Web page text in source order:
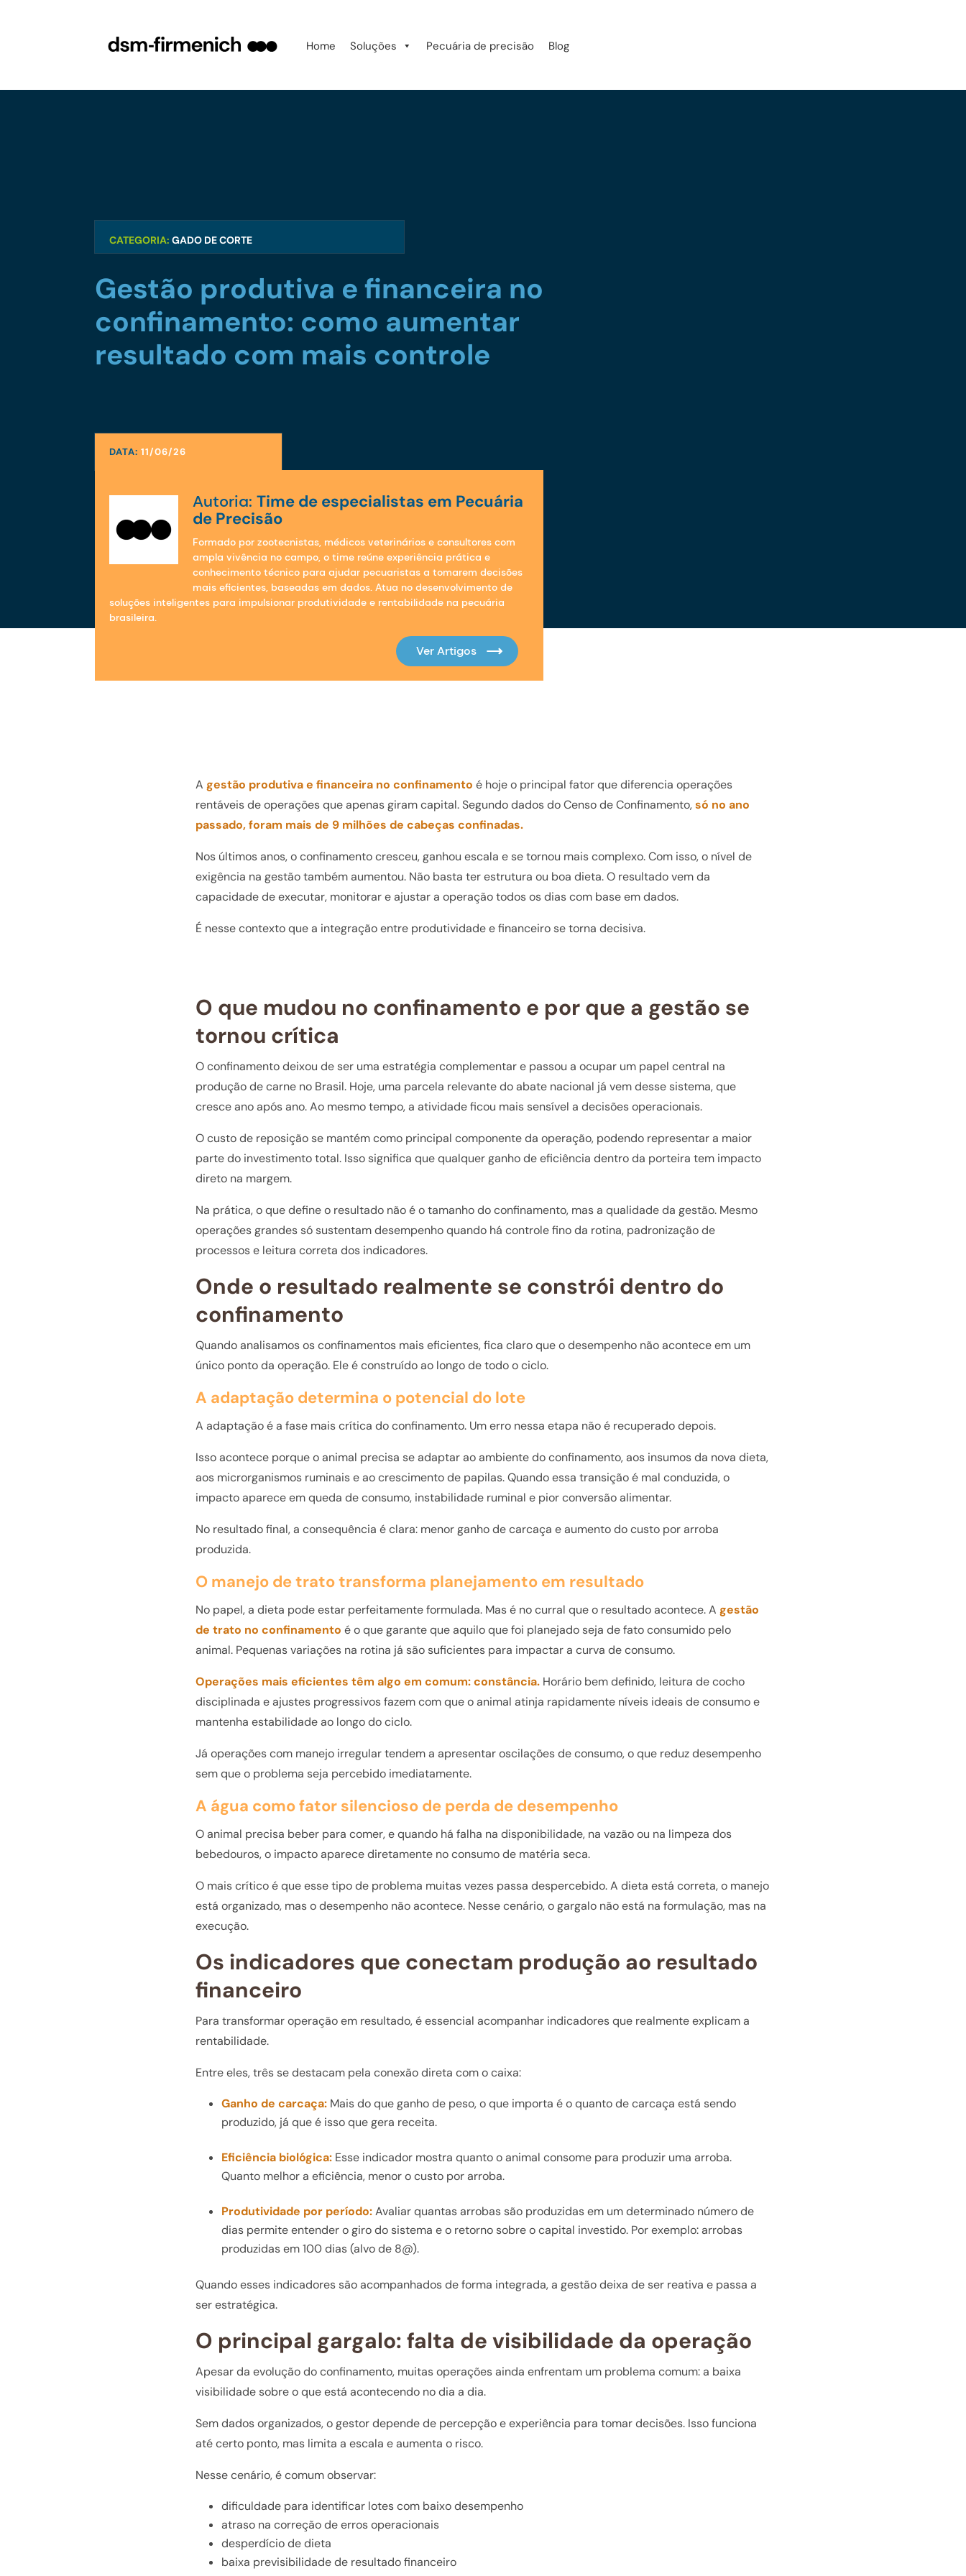
Home Soluções Pecuária de precisão Blog
CATEGORIA: GADO DE CORTE
Gestão produtiva e financeira no
confinamento: como aumentar
resultado com mais controle
DATA: 11/06/26
Autoria: Time de especialistas em Pecuária
de Precisão
Formado por zootecnistas, médicos veterinários e consultores com
ampla vivência no campo, o time reúne experiência prática e
conhecimento técnico para ajudar pecuaristas a tomarem decisões
mais eficientes, baseadas em dados. Atua no desenvolvimento de
soluções inteligentes para impulsionar produtividade e rentabilidade na pecuária
brasileira.
A gestão produtiva e financeira no confinamento é hoje o principal fator que diferencia operações
rentáveis de operações que apenas giram capital. Segundo dados do Censo de Confinamento,só no ano
passado, foram mais de 9 milhões de cabeças confinadas.
Nos últimos anos, o confinamento cresceu, ganhou escala e se tornou mais complexo. Com isso, o nível de
exigência na gestão também aumentou. Não basta ter estrutura ou boa dieta. O resultado vem da
capacidade de executar, monitorar e ajustar a operação todos os dias com base em dados.
É nesse contexto que a integração entre produtividade e financeiro se torna decisiva.
O que mudou no confinamento e por que a gestão se
tornou crítica
O confinamento deixou de ser uma estratégia complementar e passou a ocupar um papel central na
produção de carne no Brasil. Hoje, uma parcela relevante do abate nacional já vem desse sistema, que
cresce ano após ano. Ao mesmo tempo, a atividade ficou mais sensível a decisões operacionais.
O custo de reposição se mantém como principal componente da operação, podendo representar a maior
parte do investimento total. Isso significa que qualquer ganho de eficiência dentro da porteira tem impacto
direto na margem.
Na prática, o que define o resultado não é o tamanho do confinamento, mas a qualidade da gestão. Mesmo
operações grandes só sustentam desempenho quando há controle fino da rotina, padronização de
processos e leitura correta dos indicadores.
Onde o resultado realmente se constrói dentro do
confinamento
Quando analisamos os confinamentos mais eficientes, fica claro que o desempenho não acontece em um
único ponto da operação. Ele é construído ao longo de todo o ciclo.
A adaptação determina o potencial do lote
A adaptação é a fase mais crítica do confinamento. Um erro nessa etapa não é recuperado depois.
Isso acontece porque o animal precisa se adaptar ao ambiente do confinamento, aos insumos da nova dieta,
aos microrganismos ruminais e ao crescimento de papilas. Quando essa transição é mal conduzida, o
impacto aparece em queda de consumo, instabilidade ruminal e pior conversão alimentar.
No resultado final, a consequência é clara: menor ganho de carcaça e aumento do custo por arroba
produzida.
O manejo de trato transforma planejamento em resultado
No papel, a dieta pode estar perfeitamente formulada. Mas é no curral que o resultado acontece. A gestão
de trato no confinamento é o que garante que aquilo que foi planejado seja de fato consumido pelo
animal. Pequenas variações na rotina já são suficientes para impactar a curva de consumo.
Operações mais eficientes têm algo em comum: constância. Horário bem definido, leitura de cocho
disciplinada e ajustes progressivos fazem com que o animal atinja rapidamente níveis ideais de consumo e
mantenha estabilidade ao longo do ciclo.
Já operações com manejo irregular tendem a apresentar oscilações de consumo, o que reduz desempenho
sem que o problema seja percebido imediatamente.
A água como fator silencioso de perda de desempenho
O animal precisa beber para comer, e quando há falha na disponibilidade, na vazão ou na limpeza dos
bebedouros, o impacto aparece diretamente no consumo de matéria seca.
O mais crítico é que esse tipo de problema muitas vezes passa despercebido. A dieta está correta, o manejo
está organizado, mas o desempenho não acontece. Nesse cenário, o gargalo não está na formulação, mas na
execução.
Os indicadores que conectam produção ao resultado
financeiro
Para transformar operação em resultado, é essencial acompanhar indicadores que realmente explicam a
rentabilidade.
Entre eles, três se destacam pela conexão direta com o caixa:
Ganho de carcaça: Mais do que ganho de peso, o que importa é o quanto de carcaça está sendo
produzido, já que é isso que gera receita.
Eficiência biológica: Esse indicador mostra quanto o animal consome para produzir uma arroba.
Quanto melhor a eficiência, menor o custo por arroba.
Produtividade por período:Avaliar quantas arrobas são produzidas em um determinado número de
dias permite entender o giro do sistema e o retorno sobre o capital investido. Por exemplo: arrobas
produzidas em 100 dias (alvo de 8@).
Quando esses indicadores são acompanhados de forma integrada, a gestão deixa de ser reativa e passa a
ser estratégica.
O principal gargalo: falta de visibilidade da operação
Apesar da evolução do confinamento, muitas operações ainda enfrentam um problema comum: a baixa
visibilidade sobre o que está acontecendo no dia a dia.
Sem dados organizados, o gestor depende de percepção e experiência para tomar decisões. Isso funciona
até certo ponto, mas limita a escala e aumenta o risco.
Nesse cenário, é comum observar:
dificuldade para identificar lotes com baixo desempenho
atraso na correção de erros operacionais
desperdício de dieta
baixa previsibilidade de resultado financeiro